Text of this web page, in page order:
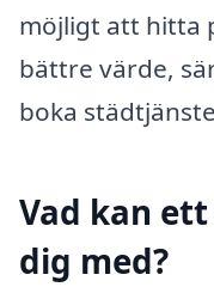
möjligt att hitta
bättre värde,
boka
Vad kan
dig med?